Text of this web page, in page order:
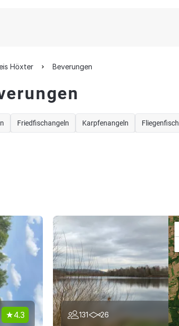
Höxter Beverungen
Friedfischangeln Karpfenangeln
4.3 131 26